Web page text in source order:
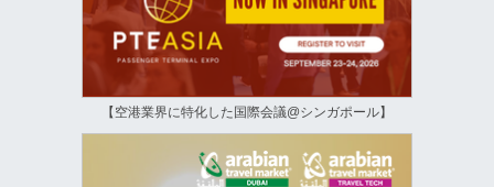
【空港業界に特化した国際会議@シンガポール】